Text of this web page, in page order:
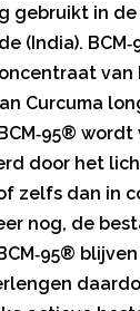
gebruikt in
(India).
van
Curcuma
door het
zelfs dan in
nog, de